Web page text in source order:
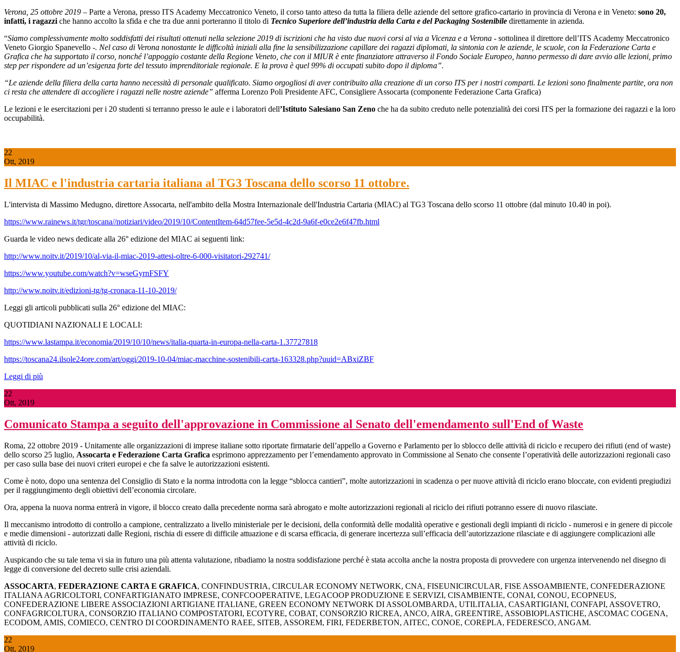
Verona, 25 ottobre 2019 – Parte a Verona, presso ITS Academy Meccatronico Veneto, il corso tanto atteso da tutta la filiera delle aziende del settore grafico-cartario in provincia di Verona e in Veneto: sono 20,
infatti, i ragazzi che hanno accolto la sfida e che tra due anni porteranno il titolo di Tecnico Superiore dell’industria della Carta e del Packaging Sostenibile direttamente in azienda.
“Siamo complessivamente molto soddisfatti dei risultati ottenuti nella selezione 2019 di iscrizioni che ha visto due nuovi corsi al via a Vicenza e a Verona - sottolinea il direttore dell’ITS Academy Meccatronico
Veneto Giorgio Spanevello -. Nel caso di Verona nonostante le difficoltà iniziali alla fine la sensibilizzazione capillare dei ragazzi diplomati, la sintonia con le aziende, le scuole, con la Federazione Carta e
Grafica che ha supportato il corso, nonché l’appoggio costante della Regione Veneto, che con il MIUR è ente finanziatore attraverso il Fondo Sociale Europeo, hanno permesso di dare avvio alle lezioni, primo
step per rispondere ad un’esigenza forte del tessuto imprenditoriale regionale. E la prova è quel 99% di occupati subito dopo il diploma”.
“Le aziende della filiera della carta hanno necessità di personale qualificato. Siamo orgogliosi di aver contribuito alla creazione di un corso ITS per i nostri comparti. Le lezioni sono finalmente partite, ora non
ci resta che attendere di accogliere i ragazzi nelle nostre aziende” afferma Lorenzo Poli Presidente AFC, Consigliere Assocarta (componente Federazione Carta Grafica)
Le lezioni e le esercitazioni per i 20 studenti si terranno presso le aule e i laboratori dell’Istituto Salesiano San Zeno che ha da subito creduto nelle potenzialità dei corsi ITS per la formazione dei ragazzi e la loro
occupabilità.
22
Ott, 2019
Il MIAC e l'industria cartaria italiana al TG3 Toscana dello scorso 11 ottobre.
L'intervista di Massimo Medugno, direttore Assocarta, nell'ambito della Mostra Internazionale dell'Industria Cartaria (MIAC) al TG3 Toscana dello scorso 11 ottobre (dal minuto 10.40 in poi).
https://www.rainews.it/tgr/toscana//notiziari/video/2019/10/ContentItem-64d57fee-5e5d-4c2d-9a6f-e0ce2e6f47fb.html
Guarda le video news dedicate alla 26° edizione del MIAC ai seguenti link:
http://www.noitv.it/2019/10/al-via-il-miac-2019-attesi-oltre-6-000-visitatori-292741/
https://www.youtube.com/watch?v=wseGyrnFSFY
http://www.noitv.it/edizioni-tg/tg-cronaca-11-10-2019/
Leggi gli articoli pubblicati sulla 26° edizione del MIAC:
QUOTIDIANI NAZIONALI E LOCALI:
https://www.lastampa.it/economia/2019/10/10/news/italia-quarta-in-europa-nella-carta-1.37727818
https://toscana24.ilsole24ore.com/art/oggi/2019-10-04/miac-macchine-sostenibili-carta-163328.php?uuid=ABxiZBF
Leggi di più
22
Ott, 2019
Comunicato Stampa a seguito dell'approvazione in Commissione al Senato dell'emendamento sull'End of Waste
Roma, 22 ottobre 2019 - Unitamente alle organizzazioni di imprese italiane sotto riportate firmatarie dell’appello a Governo e Parlamento per lo sblocco delle attività di riciclo e recupero dei rifiuti (end of waste)
dello scorso 25 luglio, Assocarta e Federazione Carta Grafica esprimono apprezzamento per l’emendamento approvato in Commissione al Senato che consente l’operatività delle autorizzazioni regionali caso
per caso sulla base dei nuovi criteri europei e che fa salve le autorizzazioni esistenti.
Come è noto, dopo una sentenza del Consiglio di Stato e la norma introdotta con la legge “sblocca cantieri”, molte autorizzazioni in scadenza o per nuove attività di riciclo erano bloccate, con evidenti pregiudizi
per il raggiungimento degli obiettivi dell’economia circolare.
Ora, appena la nuova norma entrerà in vigore, il blocco creato dalla precedente norma sarà abrogato e molte autorizzazioni regionali al riciclo dei rifiuti potranno essere di nuovo rilasciate.
Il meccanismo introdotto di controllo a campione, centralizzato a livello ministeriale per le decisioni, della conformità delle modalità operative e gestionali degli impianti di riciclo - numerosi e in genere di piccole
e medie dimensioni - autorizzati dalle Regioni, rischia di essere di difficile attuazione e di scarsa efficacia, di generare incertezza sull’efficacia dell’autorizzazione rilasciate e di aggiungere complicazioni alle
attività di riciclo.
Auspicando che su tale tema vi sia in futuro una più attenta valutazione, ribadiamo la nostra soddisfazione perché è stata accolta anche la nostra proposta di provvedere con urgenza intervenendo nel disegno di
legge di conversione del decreto sulle crisi aziendali.
ASSOCARTA, FEDERAZIONE CARTA E GRAFICA, CONFINDUSTRIA, CIRCULAR ECONOMY NETWORK, CNA, FISEUNICIRCULAR, FISE ASSOAMBIENTE, CONFEDERAZIONE
ITALIANA AGRICOLTORI, CONFARTIGIANATO IMPRESE, CONFCOOPERATIVE, LEGACOOP PRODUZIONE E SERVIZI, CISAMBIENTE, CONAI, CONOU, ECOPNEUS,
CONFEDERAZIONE LIBERE ASSOCIAZIONI ARTIGIANE ITALIANE, GREEN ECONOMY NETWORK DI ASSOLOMBARDA, UTILITALIA, CASARTIGIANI, CONFAPI, ASSOVETRO,
CONFAGRICOLTURA, CONSORZIO ITALIANO COMPOSTATORI, ECOTYRE, COBAT, CONSORZIO RICREA, ANCO, AIRA, GREENTIRE, ASSOBIOPLASTICHE, ASCOMAC COGENA,
ECODOM, AMIS, COMIECO, CENTRO DI COORDINAMENTO RAEE, SITEB, ASSOREM, FIRI, FEDERBETON, AITEC, CONOE, COREPLA, FEDERESCO, ANGAM.
22
Ott, 2019